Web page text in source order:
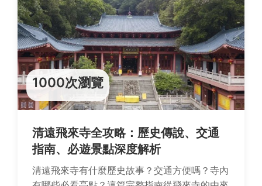
1000次瀏覽
清遠飛來寺全攻略：歷史傳說、交通
指南、必遊景點深度解析
清遠飛來寺有什麼歷史故事？交通方便嗎？寺內